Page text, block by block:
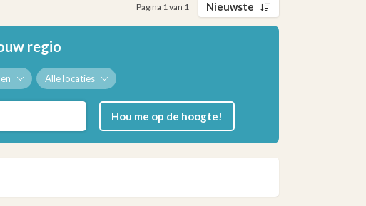
Pagina 1 van 1 Nieuwste
regio
Alle locaties
Hou me op de hoogte!